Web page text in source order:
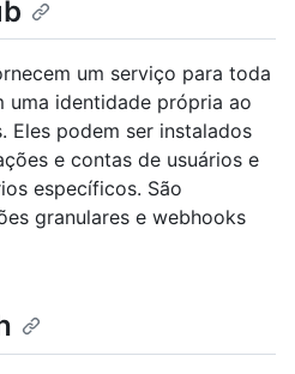
um serviço para toda
uma identidade própria ao
Eles podem ser instalados
e contas de usuários e
específicos. São
granulares e webhooks